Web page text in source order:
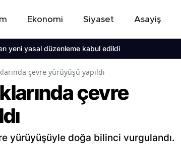
Ekonomi Siyaset Asayiş
yeni yasal düzenleme kabul edildi
çevre yürüyüşü yapıldı
çevre
yürüyüşüyle doğa bilinci vurgulandı.